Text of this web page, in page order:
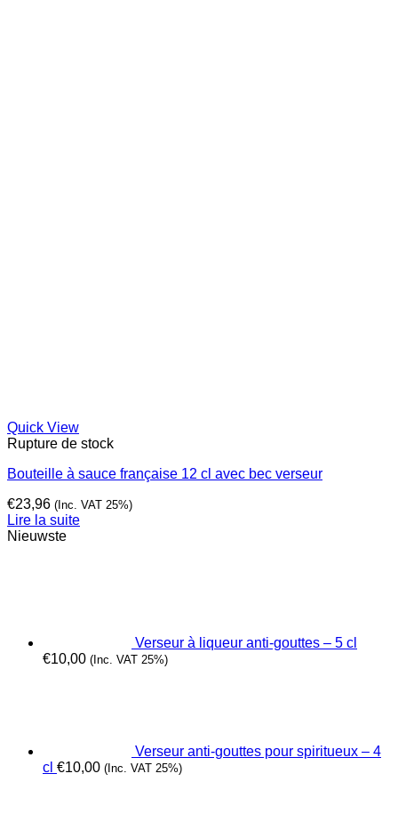
Quick View
Rupture de stock
Bouteille à sauce française 12 cl avec bec verseur
€23,96 (Inc. VAT 25%)
Lire la suite
Nieuwste
Verseur à liqueur anti-gouttes – 5 cl
€10,00 (Inc. VAT 25%)
Verseur anti-gouttes pour spiritueux – 4
cl €10,00 (Inc. VAT 25%)